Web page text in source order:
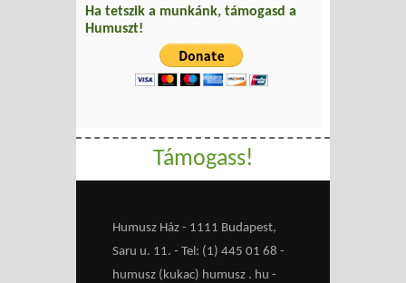
Ha tetszik a munkánk, támogasd a
Humuszt!
Támogass!
Humusz Ház - 1111 Budapest,
Saru u. 11. - Tel: (1) 445 01 68 -
humusz (kukac) humusz . hu -